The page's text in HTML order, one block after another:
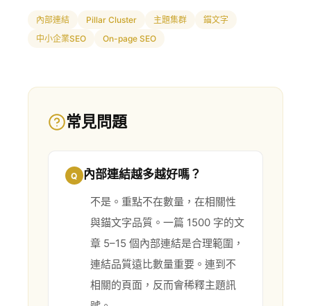
內部連結 Pillar Cluster 主題集群
錨文字
中小企業SEO
On-page SEO
常見問題
Q 內部連結越多越好嗎？
不是。重點不在數量，在相關性
與錨文字品質。一篇 1500 字的文
章 5–15 個內部連結是合理範圍，
連結品質遠比數量重要。連到不
相關的頁面，反而會稀釋主題訊